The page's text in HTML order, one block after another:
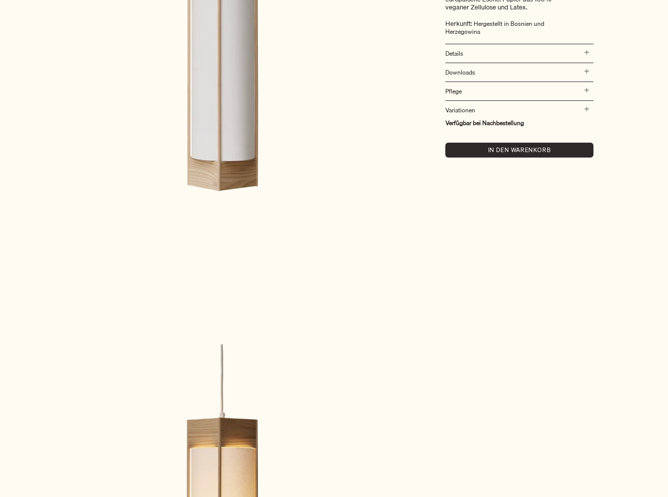
veganer Zellulose und Latex.
Herkunft: Hergestellt in Bosnien und
Herzegowina
Details
Downloads
Pflege
Variationen
Verfügbar bei Nachbestellung
IN DEN WARENKORB